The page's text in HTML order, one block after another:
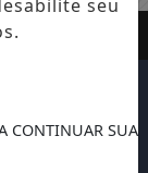
seu
CONTINUAR SUA